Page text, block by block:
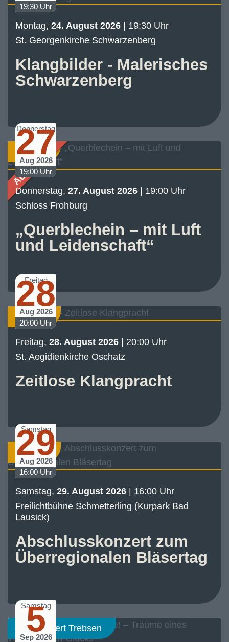
19:30 Uhr
Montag, 24. August 2026 | 19:30 Uhr
St. Georgenkirche Schwarzenberg
Klangbilder - Malerisches
Schwarzenberg
Konzert
ABGESAGT
Donnerstag
27
Aug 2026
19:00 Uhr
Donnerstag, 27. August 2026 | 19:00 Uhr
Schloss Frohburg
„Querblechein – mit Luft
und Leidenschaft“
Konzert
Freitag
28
Aug 2026
20:00 Uhr
Freitag, 28. August 2026 | 20:00 Uhr
St. Aegidienkirche Oschatz
Zeitlose Klangpracht
Konzert
Samstag
29
Aug 2026
16:00 Uhr
Samstag, 29. August 2026 | 16:00 Uhr
Freilichtbühne Schmetterling (Kurpark Bad
Lausick)
Abschlusskonzert zum
Überregionalen Bläsertag
Abo-Konzert Trebsen
Samstag
5
Sep 2026